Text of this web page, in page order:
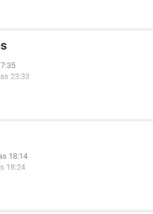
23:33
18:14
18:24